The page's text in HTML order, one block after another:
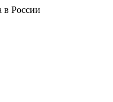
в России